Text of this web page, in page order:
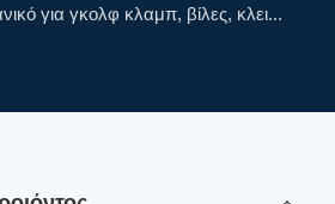
για γκολφ κλαμπ, βίλες, κλει...